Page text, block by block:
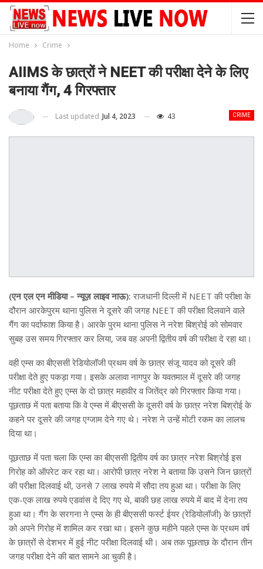
Home Crime
AIIMS के छात्रों ने NEET की परीक्षा देने के लिए
बनाया गैंग, 4 गिरफ्तार
CRIME
Last updated Jul 4, 2023 43
(एन एल एन मीडिया – न्यूज़ लाइव नाऊ): राजधानी दिल्ली में NEET की परीक्षा के
दौरान आरकेपुरम थाना पुलिस ने दूसरे की जगह NEET की परीक्षा दिलवाने वाले
गैंग का पर्दाफाश किया है। आरके पुरम थाना पुलिस ने नरेश बिश्रोई को सोमवार
सुबह उस समय गिरफ्तार कर लिया, जब वह अपनी द्वितीय वर्ष की परीक्षा दे रहा था।
वही एम्स का बीएससी रेडियोलॉजी प्रथम वर्ष के छात्र संजू यादव को दूसरे की
परीक्षा देते हुए पकड़ा गया। इसके अलावा नागपुर के यवतमाल में दूसरे की जगह
नीट परीक्षा देते हुए एम्स के दो छात्र महावीर व जितेंद्र को गिरफ्तार किया गया।
पूछताछ में पता बताया कि वे एम्स में बीएससी के दूसरी वर्ष के छात्र नरेश बिश्रोई के
कहने पर दूसरे की जगह एग्जाम देने गए थे। नरेश ने उन्हें मोटी रकम का लालच
दिया था।
पूछताछ में पता चला कि एम्स का बीएससी द्वितीय वर्ष का छात्र नरेश बिश्रोई इस
गिरोह को ऑपरेट कर रहा था। आरोपी छात्र नरेश ने बताया कि उसने जिन छात्रों
की परीक्षा दिलवाई थी, उनसे 7 लाख रुपये में सौदा तय हुआ था। परीक्षा के लिए
एक-एक लाख रुपये एडवांस दे दिए गए थे, बाकी छह लाख रुपये में बाद में देना तय
हुआ था। गैंग के सरगना ने एम्स के ही बीएससी फर्स्ट ईयर (रेडियोलॉजी) के छात्रों
को अपने गिरोह में शामिल कर रखा था। इसने कुछ महीने पहले एम्स के प्रथम वर्ष
के छात्रों से देशभर में हुई नीट परीक्षा दिलवाई थी। अब तक पूछताछ के दौरान तीन
जगह परीक्षा देने की बात सामने आ चुकी है।